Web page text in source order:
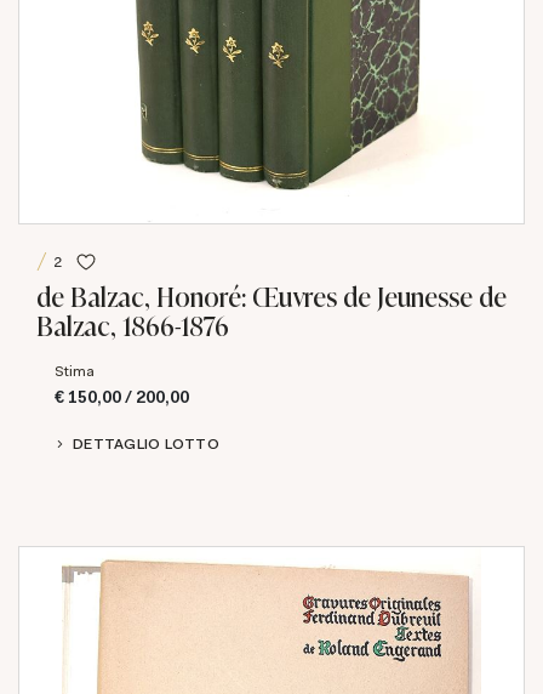
2
de Balzac, Honoré: Œuvres de Jeunesse de
Balzac, 1866-1876
Stima
€ 150,00 / 200,00
DETTAGLIO LOTTO